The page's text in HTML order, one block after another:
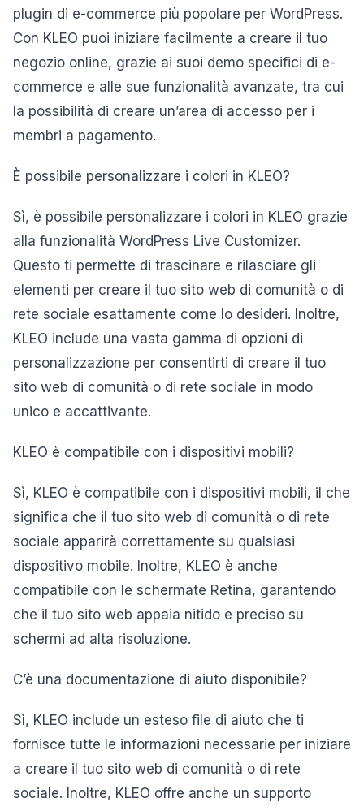
plugin di e-commerce più popolare per WordPress.
Con KLEO puoi iniziare facilmente a creare il tuo
negozio online, grazie ai suoi demo specifici di e-
commerce e alle sue funzionalità avanzate, tra cui
la possibilità di creare un’area di accesso per i
membri a pagamento.
È possibile personalizzare i colori in KLEO?
Sì, è possibile personalizzare i colori in KLEO grazie
alla funzionalità WordPress Live Customizer.
Questo ti permette di trascinare e rilasciare gli
elementi per creare il tuo sito web di comunità o di
rete sociale esattamente come lo desideri. Inoltre,
KLEO include una vasta gamma di opzioni di
personalizzazione per consentirti di creare il tuo
sito web di comunità o di rete sociale in modo
unico e accattivante.
KLEO è compatibile con i dispositivi mobili?
Sì, KLEO è compatibile con i dispositivi mobili, il che
significa che il tuo sito web di comunità o di rete
sociale apparirà correttamente su qualsiasi
dispositivo mobile. Inoltre, KLEO è anche
compatibile con le schermate Retina, garantendo
che il tuo sito web appaia nitido e preciso su
schermi ad alta risoluzione.
C’è una documentazione di aiuto disponibile?
Sì, KLEO include un esteso file di aiuto che ti
fornisce tutte le informazioni necessarie per iniziare
a creare il tuo sito web di comunità o di rete
sociale. Inoltre, KLEO offre anche un supporto